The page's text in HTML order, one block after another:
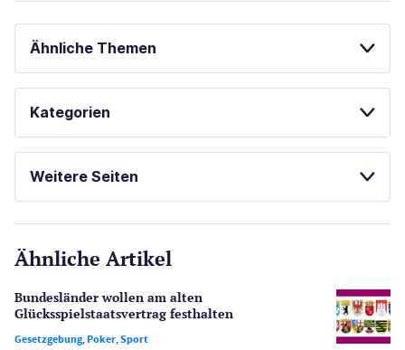
Ähnliche Themen
GLÜCKSSPIEL ONLINE
Kategorien
Gesetzgebung
Lotterie
Weitere Seiten
CasinoOnline.de
PayPal Casinos
Ähnliche Artikel
Bundesländer wollen am alten
Glücksspielstaatsvertrag festhalten
Gesetzgebung,Poker,Sport